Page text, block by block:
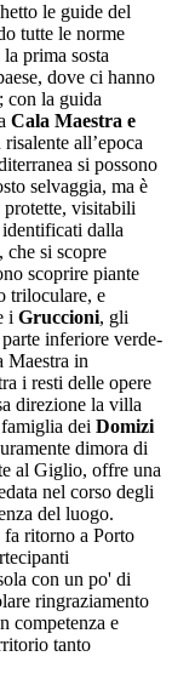
le guide del
tutte le norme
prima sosta
dove ci hanno
con la guida
Cala Maestra e
all’epoca
si possono
selvaggia, ma è
protette, visitabili
dalla
che si scopre
scoprire piante
triloculare, e
i Gruccioni, gli
inferiore verde-
Maestra in
i resti delle opere
direzione la villa
dei Domizi
dimora di
al Giglio, offre una
nel corso degli
del luogo.
ritorno a Porto
con un po' di
ringraziamento
competenza e
tanto